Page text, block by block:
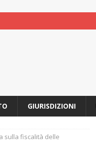
GIURISDIZIONI
sulla fiscalità delle